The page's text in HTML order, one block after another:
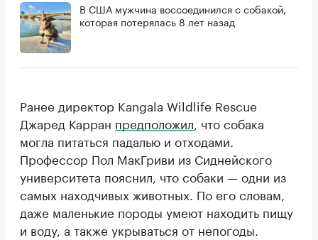
В США мужчина воссоединился с собакой,
которая потерялась 8 лет назад
Ранее директор Kangala Wildlife Rescue
Джаред Карран предположил , что собака
могла питаться падалью и отходами.
Профессор Пол МакГриви из Сиднейского
университета пояснил, что собаки — одни из
самых находчивых животных. По его словам,
даже маленькие породы умеют находить пищу
и воду, а также укрываться от непогоды.